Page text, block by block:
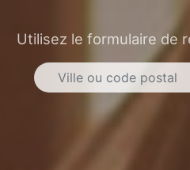
Utilisez le formulaire de